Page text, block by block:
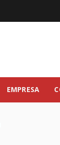
EMPRESA